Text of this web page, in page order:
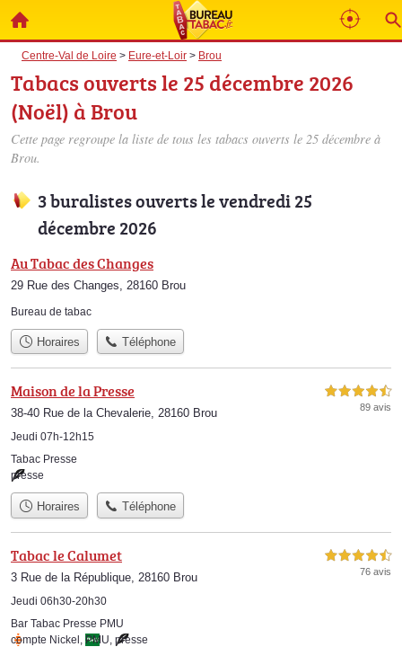
Centre-Val de Loire > Eure-et-Loir > Brou
Tabacs ouverts le 25 décembre 2026
(Noël) à Brou
Cette page regroupe la liste de tous les tabacs ouverts le 25 décembre à
Brou.
3 buralistes ouverts le vendredi 25
décembre 2026
Au Tabac des Changes
29 Rue des Changes, 28160 Brou
Bureau de tabac
Horaires Téléphone
Maison de la Presse
38-40 Rue de la Chevalerie, 28160 Brou
Jeudi 07h-12h15
4,5 étoiles sur 5
89 avis
Tabac Presse
presse
Horaires Téléphone
Tabac le Calumet
3 Rue de la République, 28160 Brou
Jeudi 06h30-20h30
4,5 étoiles sur 5
76 avis
Bar Tabac Presse PMU
compte Nickel PMU presse